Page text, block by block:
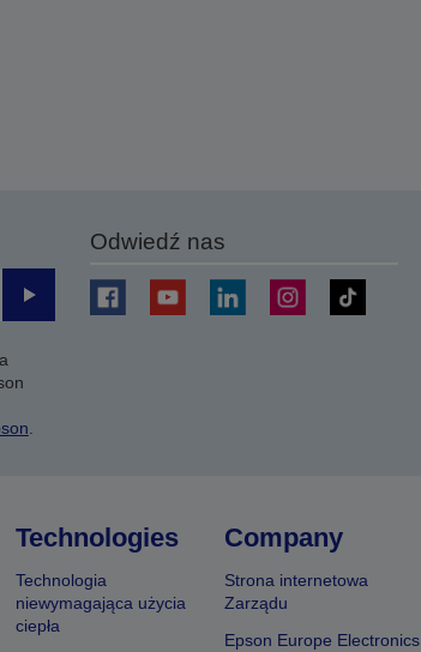
Prześlij
Odwiedź nas
Technologies
Technologia
niewymagająca użycia
ciepła
Company
Strona internetowa
Zarządu
Epson Europe Electronics